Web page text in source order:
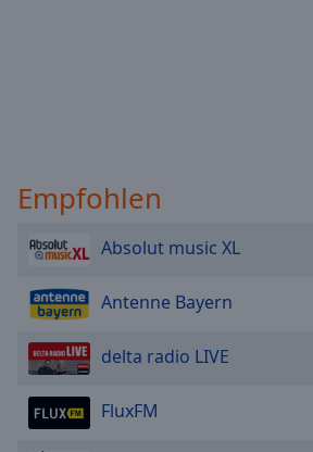
Empfohlen
Absolut music XL
Antenne Bayern
delta radio LIVE
FluxFM